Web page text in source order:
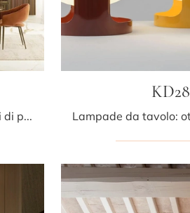
Lampade a sospensione: scopri di più sulla lampada Luxia a sospensione in vetro che ti presentiamo.
KD28